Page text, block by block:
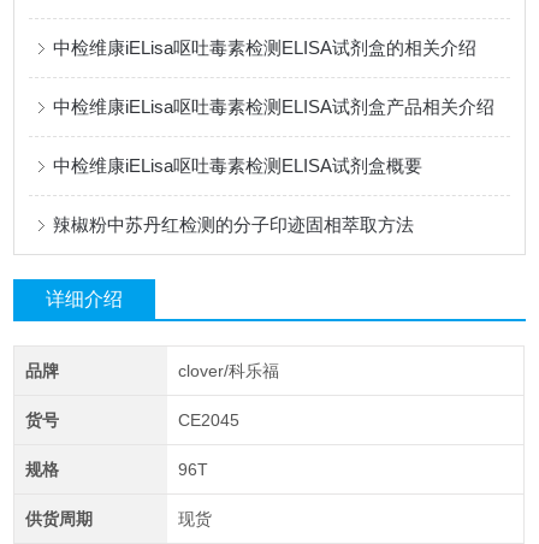
中检维康iELisa呕吐毒素检测ELISA试剂盒的相关介绍
中检维康iELisa呕吐毒素检测ELISA试剂盒产品相关介绍
中检维康iELisa呕吐毒素检测ELISA试剂盒概要
辣椒粉中苏丹红检测的分子印迹固相萃取方法
详细介绍
品牌 clover/科乐福
货号 CE2045
规格 96T
供货周期 现货